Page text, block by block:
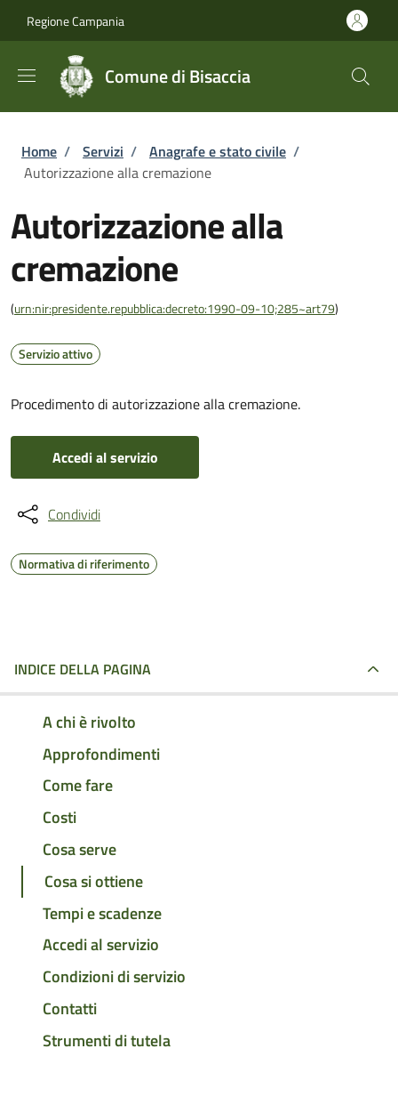
Regione Campania
Comune di Bisaccia
Briciole di pane
Home / Servizi / Anagrafe e stato civile /
Autorizzazione alla cremazione
Autorizzazione alla
cremazione
(urn:nir:presidente.repubblica:decreto:1990-09-10;285~art79)
Servizio attivo
Procedimento di autorizzazione alla cremazione.
Accedi al servizio
Condividi
Normativa di riferimento
INDICE DELLA PAGINA
A chi è rivolto
Approfondimenti
Come fare
Costi
Cosa serve
Cosa si ottiene
Tempi e scadenze
Accedi al servizio
Condizioni di servizio
Contatti
Strumenti di tutela